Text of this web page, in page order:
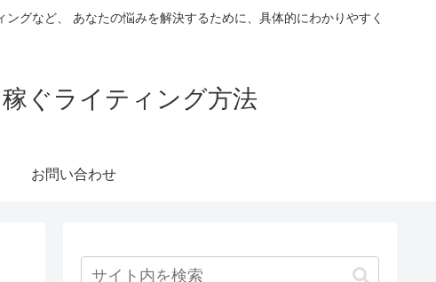
グなど、 あなたの悩みを解決するために、具体的にわかりやすく
ぐライティング方法
お問い合わせ